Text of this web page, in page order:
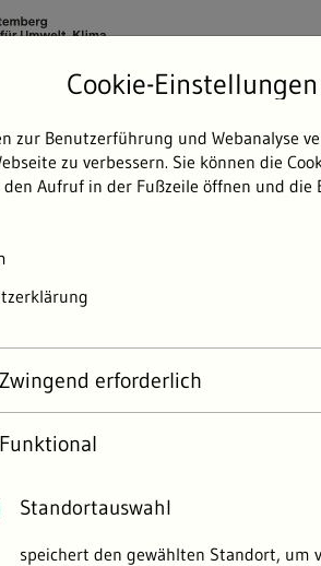
Umweltdaten 2024
Klima und Energie
Kommunen
2024
ein
an den
größeren Städte und der
Württembergs haben derzeit ein
Folgen des Klimawandels
dabei?
Cookie-Einstellungen
zur Benutzerführung und Webanalyse
zu verbessern. Sie können die
Aufruf in der Fußzeile öffnen und die
Zwingend erforderlich
Funktional
Standortauswahl
speichert den gewählten Standort, um